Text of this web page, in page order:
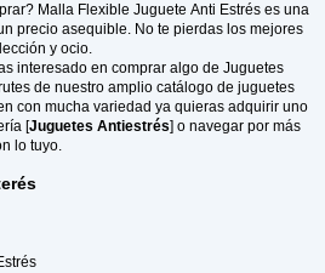
Malla Flexible Juguete Anti Estrés es una
precio asequible. No te pierdas los mejores
y ocio.
interesado en comprar algo de Juguetes
juguetes
con mucha variedad ya quieras adquirir uno
[Juguetes Antiestrés] o navegar por más
lo tuyo.